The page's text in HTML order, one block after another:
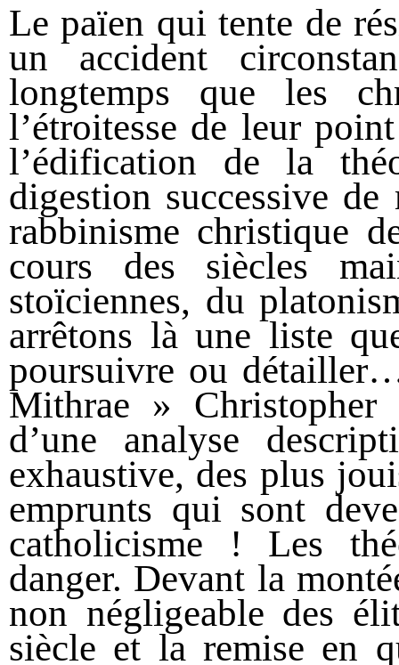
Le païen qui tente de
un accident
longtemps que les
l’étroitesse de leur
l’édification de la
digestion successive
rabbinisme christique
cours des siècles
stoïciennes, du
arrêtons là une liste
poursuivre ou
Mithrae »
d’une analyse
exhaustive, des plus
emprunts qui sont
catholicisme !
Les
danger. Devant la
non négligeable des
siècle et la remise en